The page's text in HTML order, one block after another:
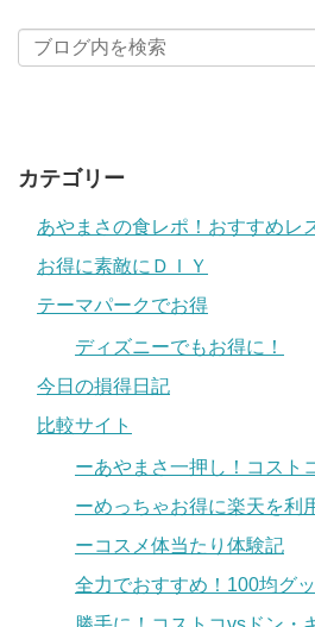
カテゴリー
あやまさの食レポ！おすすめレ
お得に素敵にＤＩＹ
テーマパークでお得
ディズニーでもお得に！
今日の損得日記
比較サイト
ーあやまさ一押し！コスト
ーめっちゃお得に楽天を利
ーコスメ体当たり体験記
全力でおすすめ！100均グ